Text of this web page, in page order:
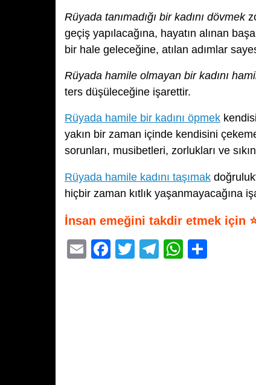
Rüyada tanımadığı bir kadını dövmek
geçiş yapılacağına, hayatın alınan
bir hale geleceğine, atılan adımlar
Rüyada hamile olmayan bir kadını
ters düşüleceğine işarettir.
Rüyada hamile bir kadını öpmek
yakın bir zaman içinde kendisini
sorunları, musibetleri, zorlukları ve
Rüyada hamile kadını taşımak
hiçbir zaman kıtlık yaşanmayacağına
İnsan emeğini takdir etmek için
E
F
T
T
W